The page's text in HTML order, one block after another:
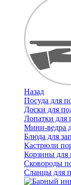
Назад
Посуда для
Доски для
Лопатки для
Мини-ведра
Блюда для
Кастрюли
Корзины для
Сковороды
Сланцы для